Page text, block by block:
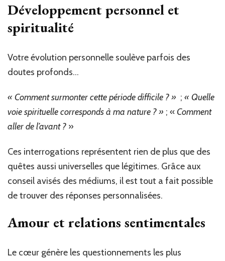
Développement personnel et
spiritualité
Votre évolution personnelle soulève parfois des
doutes profonds…
« Comment surmonter cette période difficile ? » ; « Quelle
voie spirituelle corresponds à ma nature ? » ; «Comment
aller de l’avant ? »
Ces interrogations représentent rien de plus que des
quêtes aussi universelles que légitimes. Grâce aux
conseil avisés des médiums, il est tout a fait possible
de trouver des réponses personnalisées.
Amour et relations sentimentales
Le cœur génère les questionnements les plus